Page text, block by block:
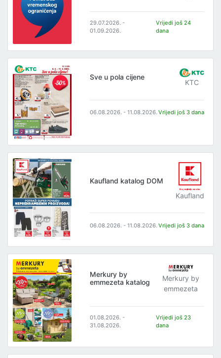
29.07.2026. -
01.09.2026.
Vrijedi još 24
dana
Sve u pola cijene
KTC
06.08.2026. - 11.08.2026. Vrijedi još 3 dana
Kaufland katalog DOM
Kaufland
06.08.2026. - 11.08.2026. Vrijedi još 3 dana
Merkury by
emmezeta katalog
Merkury by
emmezeta
01.08.2026. -
31.08.2026.
Vrijedi još 23
dana